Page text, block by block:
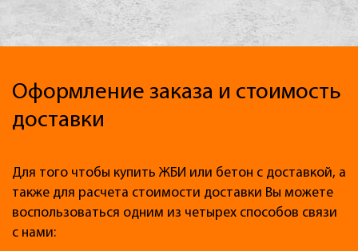
Оформление заказа и стоимость
доставки
Для того чтобы купить ЖБИ или бетон с доставкой, а
также для расчета стоимости доставки Вы можете
воспользоваться одним из четырех способов связи
с нами: